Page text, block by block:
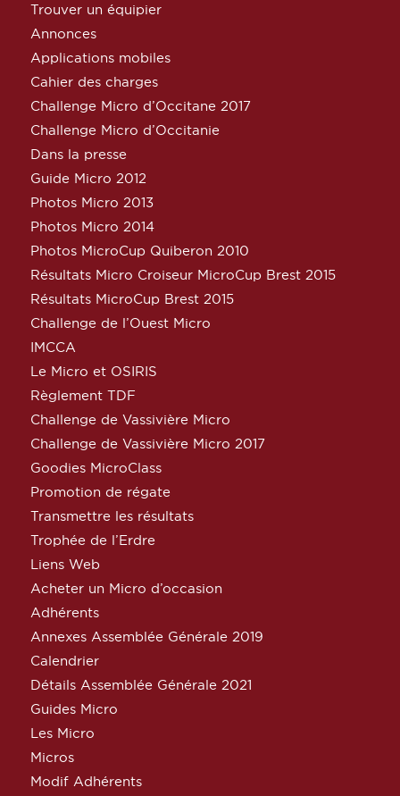
Trouver un équipier
Annonces
Applications mobiles
Cahier des charges
Challenge Micro d’Occitane 2017
Challenge Micro d’Occitanie
Dans la presse
Guide Micro 2012
Photos Micro 2013
Photos Micro 2014
Photos MicroCup Quiberon 2010
Résultats Micro Croiseur MicroCup Brest 2015
Résultats MicroCup Brest 2015
Challenge de l’Ouest Micro
IMCCA
Le Micro et OSIRIS
Règlement TDF
Challenge de Vassivière Micro
Challenge de Vassivière Micro 2017
Goodies MicroClass
Promotion de régate
Transmettre les résultats
Trophée de l’Erdre
Liens Web
Acheter un Micro d’occasion
Adhérents
Annexes Assemblée Générale 2019
Calendrier
Détails Assemblée Générale 2021
Guides Micro
Les Micro
Micros
Modif Adhérents